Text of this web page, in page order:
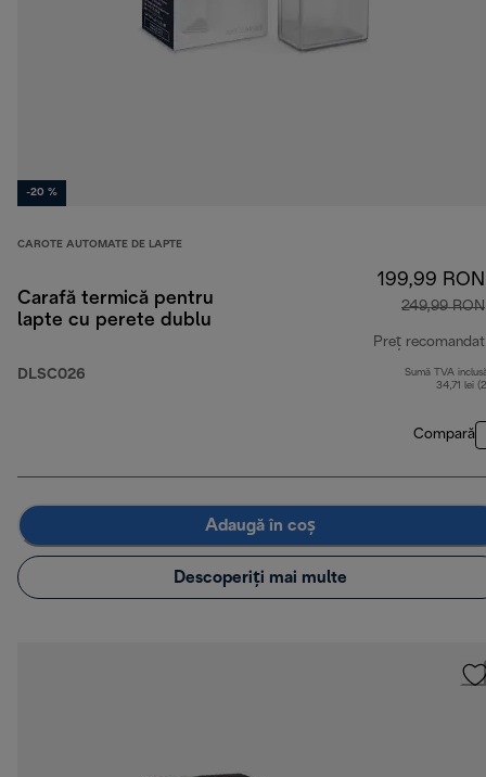
-20 %
CAROTE AUTOMATE DE LAPTE
Carafă termică pentru
lapte cu perete dublu
DLSC026
199,99 RON
249,99 RON
Preț recomandat
Sumă TVA
34,71 lei
Compară
Adaugă în coș
Descoperiți mai multe